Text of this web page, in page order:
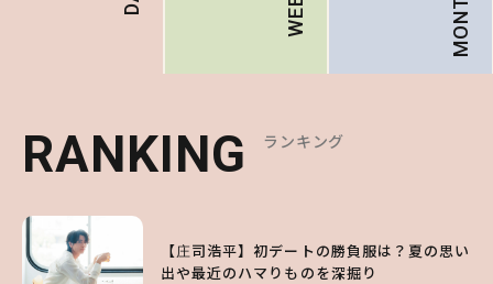
RANKING ランキング
【庄司浩平】初デートの勝負服は？夏の思い
出や最近のハマりものを深掘り
RANKING ランキング
【大原優乃】夏メイクはプレイフルに！ドキ
ッとしちゃう色っぽ“うるみ目”のつくり方
RANKING ランキング
【SNIDEL】長濱ねるとロマンティックトラ
ッドな秋はじめ｜2026秋の新作コーデ4選